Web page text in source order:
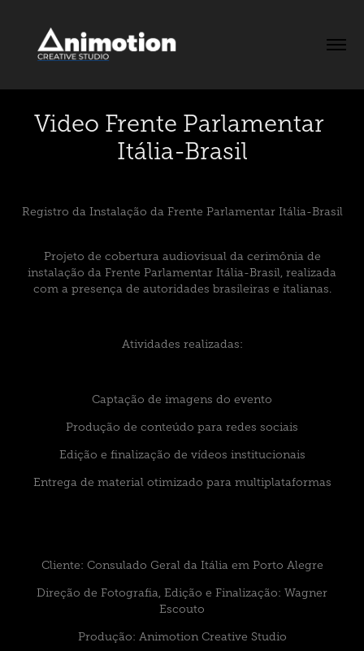
Video Frente Parlamentar
Itália-Brasil
Registro da Instalação da Frente Parlamentar Itália-Brasil
Projeto de cobertura audiovisual da cerimônia de
instalação da Frente Parlamentar Itália-Brasil, realizada
com a presença de autoridades brasileiras e italianas.
Atividades realizadas:
Captação de imagens do evento
Produção de conteúdo para redes sociais
Edição e finalização de vídeos institucionais
Entrega de material otimizado para multiplataformas
Cliente: Consulado Geral da Itália em Porto Alegre
Direção de Fotografia, Edição e Finalização: Wagner
Escouto
Produção: Animotion Creative Studio